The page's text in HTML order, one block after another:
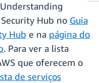
Hub no Guia
Hub e na página do
. Para ver a lista
que oferecem o
de serviços